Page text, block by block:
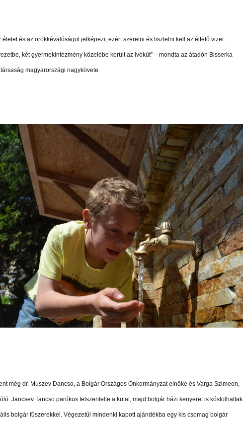
életet és az örökkévalóságot jelképezi, ezért szeretni és tisztelni kell az éltető vizet.
két gyermekintézmény közelébe került az ivókút” – mondta az átadón Bisserka
magyarországi nagykövete.
még dr. Muszev Dancso, a Bolgár Országos Önkormányzat elnöke és Varga Szimeon,
Jancsev Tancso parókus felszentelte a kutat, majd bolgár házi kenyeret is kóstolhattak
bolgár fűszerekkel. Végezetűl mindenki kapott ajándékba egy kis csomag bolgár